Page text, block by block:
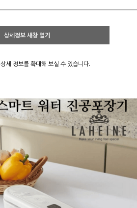
상세정보 새창 열기
상세 정보를 확대해 보실 수 있습니다.